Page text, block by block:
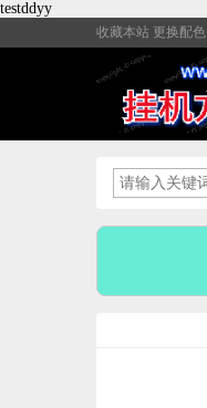
testddyy
收藏本站 更换配色